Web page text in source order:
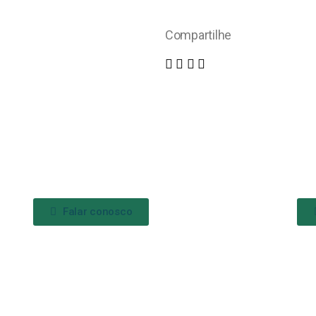
Compartilhe
Falar conosco